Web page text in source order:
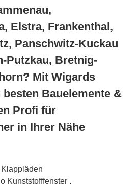
Elstra, Frankenthal,
Panschwitz-Kuckau
Putzkau, Bretnig-
Mit Wigards
besten Bauelemente &
Profi für
in Ihrer Nähe
Kunststofffenster ,